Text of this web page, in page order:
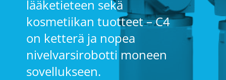
lääketieteen sekä
kosmetiikan tuotteet – C4
on ketterä ja nopea
nivelvarsirobotti moneen
sovellukseen.